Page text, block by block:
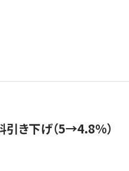
引き下げ（5→4.8%）